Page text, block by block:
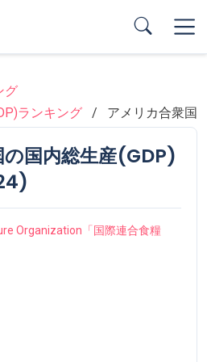
グ
ランキング
アメリカ合衆国
国内総生産(GDP)
Organization「国際連合食糧